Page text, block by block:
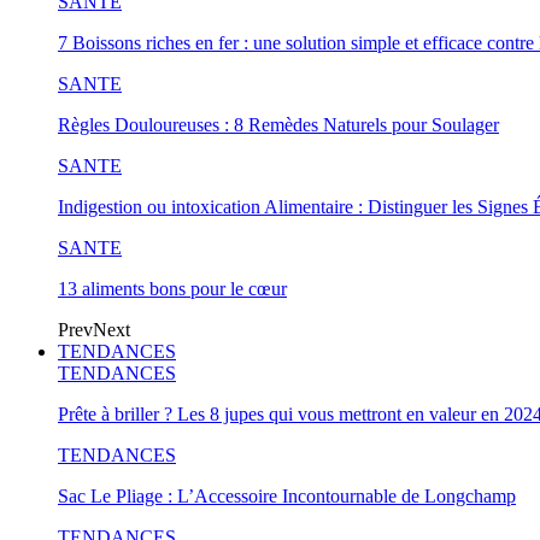
7 Boissons riches en fer : une solution simple et efficace contre
SANTE
Règles Douloureuses : 8 Remèdes Naturels pour Soulager
SANTE
Indigestion ou intoxication Alimentaire : Distinguer les Signes
SANTE
13 aliments bons pour le cœur
PrevNext
TENDANCES
TENDANCES
Prête à briller ? Les 8 jupes qui vous mettront en valeur en
TENDANCES
Sac Le Pliage : L’Accessoire Incontournable de Longchamp